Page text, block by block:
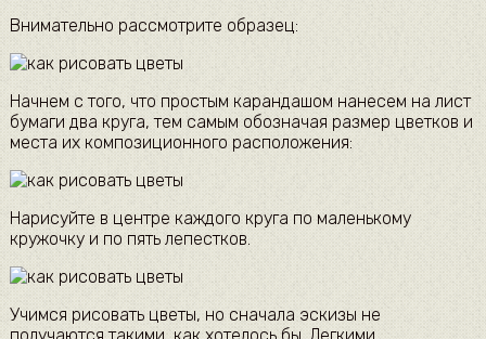
Внимательно рассмотрите образец:
Начнем с того, что простым карандашом нанесем на лист
бумаги два круга, тем самым обозначая размер цветков и
места их композиционного расположения:
Нарисуйте в центре каждого круга по маленькому
кружочку и по пять лепестков.
Учимся рисовать цветы, но сначала эскизы не